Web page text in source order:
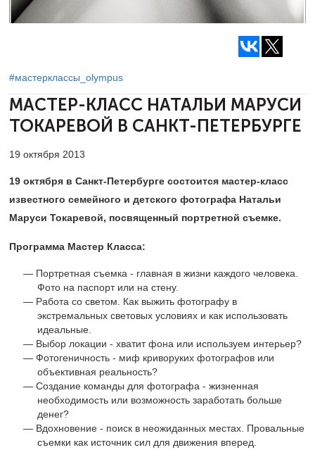
#мастерклассы_olympus
МАСТЕР-КЛАСС НАТАЛЬИ МАРУСИ
ТОКАРЕВОЙ В САНКТ-ПЕТЕРБУРГЕ
19 октября 2013
19 октября в Санкт-Петербурге состоится мастер-класс
известного семейного и детского фотографа Натальи
Маруси Токаревой, посвященный портретной съемке.
Программа Мастер Класса:
Портретная съемка - главная в жизни каждого человека.
Фото на паспорт или на стену.
Работа со светом. Как выжить фотографу в
экстремальных световых условиях и как использовать
идеальные.
Выбор локации - хватит фона или используем интерьер?
Фотогеничность - миф криворуких фотографов или
объективная реальность?
Создание команды для фотографа - жизненная
необходимость или возможность заработать больше
денег?
Вдохновение - поиск в неожиданных местах. Провальные
съемки как источник сил для движения вперед.